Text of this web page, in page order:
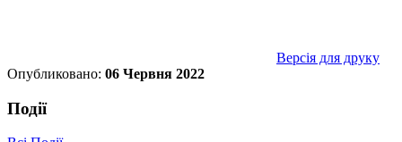
Версія для друку
Опубликовано: 06 Червня 2022
Події